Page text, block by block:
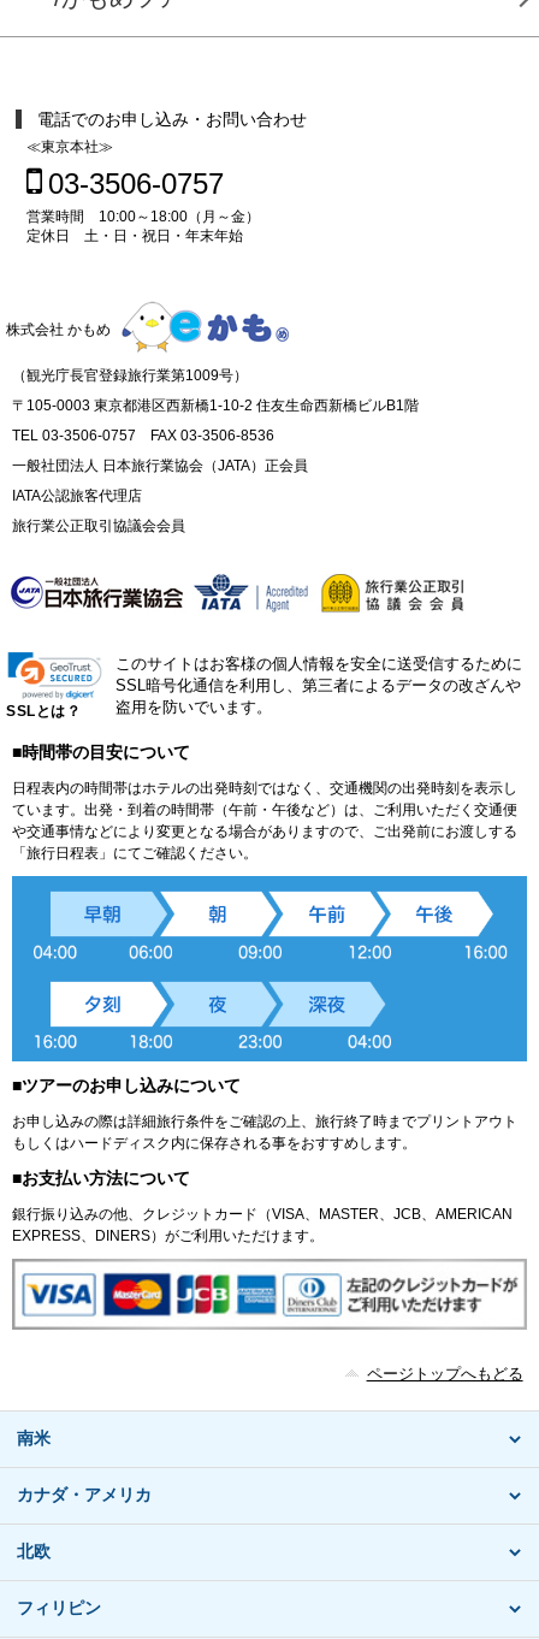
電話でのお申し込み・お問い合わせ
≪東京本社≫
03-3506-0757
営業時間 10:00～18:00（月～金）
定休日 土・日・祝日・年末年始
株式会社 かもめ
（観光庁長官登録旅行業第1009号）
〒105-0003 東京都港区西新橋1-10-2 住友生命西新橋ビルB1階
TEL 03-3506-0757 FAX 03-3506-8536
一般社団法人 日本旅行業協会（JATA）正会員
IATA公認旅客代理店
旅行業公正取引協議会会員
SSLとは？
このサイトはお客様の個人情報を安全に送受信するために
SSL暗号化通信を利用し、第三者によるデータの改ざんや
盗用を防いでいます。
■時間帯の目安について
日程表内の時間帯はホテルの出発時刻ではなく、交通機関の出発時刻を表示し
ています。出発・到着の時間帯（午前・午後など）は、ご利用いただく交通便
や交通事情などにより変更となる場合がありますので、ご出発前にお渡しする
「旅行日程表」にてご確認ください。
■ツアーのお申し込みについて
お申し込みの際は詳細旅行条件をご確認の上、旅行終了時までプリントアウト
もしくはハードディスク内に保存される事をおすすめします。
■お支払い方法について
銀行振り込みの他、クレジットカード（VISA、MASTER、JCB、AMERICAN
EXPRESS、DINERS）がご利用いただけます。
ページトップへもどる
南米
カナダ・アメリカ
北欧
フィリピン